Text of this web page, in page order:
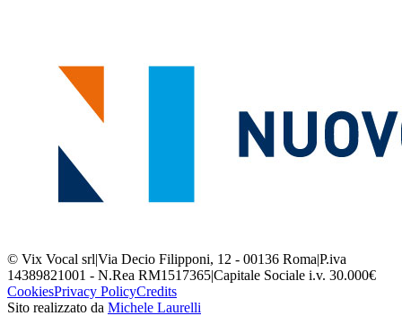
© Vix Vocal srl|Via Decio Filipponi, 12 - 00136 Roma|P.iva
14389821001 - N.Rea RM1517365|Capitale Sociale i.v. 30.000€
CookiesPrivacy PolicyCredits
Sito realizzato da Michele Laurelli